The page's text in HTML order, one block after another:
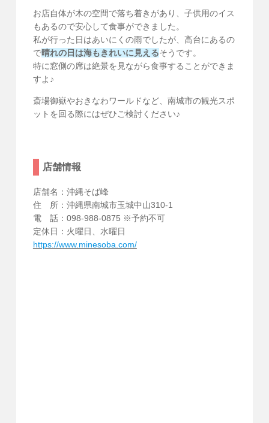
お店自体が木の空間で落ち着きがあり、子供用のイス
もあるので安心して食事ができました。
私が行った日はあいにくの雨でしたが、高台にあるの
で晴れの日は海もきれいに見えるそうです。
特に窓側の席は絶景を見ながら食事することができま
すよ♪
斎場御嶽やおきなわワールドなど、南城市の観光スポ
ットを回る際にはぜひご検討ください♪
店舗情報
店舗名：沖縄そば峰
住 所：沖縄県南城市玉城中山310-1
電 話：098-988-0875 ※予約不可
定休日：火曜日、水曜日
https://www.minesoba.com/